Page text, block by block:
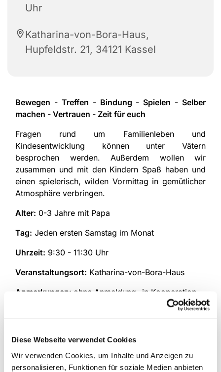
Diese Webseite verwendet Cookies
Wir verwenden Cookies, um Inhalte und Anzeigen zu
personalisieren, Funktionen für soziale Medien anbieten
Uhr
Katharina-von-Bora-Haus,
Hupfeldstr. 21, 34121 Kassel
Bewegen - Treffen - Bindung - Spielen - Selber
machen - Vertrauen - Zeit für euch
Fragen rund um Familienleben und
Kindesentwicklung können unter Vätern
besprochen werden. Außerdem wollen wir
zusammen und mit den Kindern Spaß haben und
einen spielerisch, wilden Vormittag in gemütlicher
Atmosphäre verbringen.
Alter: 0-3 Jahre mit Papa
Tag: Jeden ersten Samstag im Monat
Uhrzeit: 9:30 - 11:30 Uhr
Veranstaltungsort: Katharina-von-Bora-Haus
Anmerkungen: ohne Anmeldung- in Kooperation